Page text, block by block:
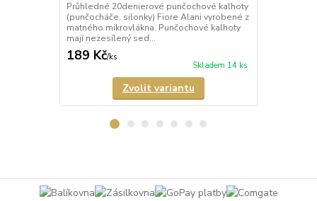
Průhledné 20denierové punčochové kalhoty
(punčocháče, silonky) Fiore Alani vyrobené z
matného mikrovlákna. Punčochové kalhoty
mají nezesílený sed...
189 Kč/ks
Skladem 14 ks
Zvolit variantu